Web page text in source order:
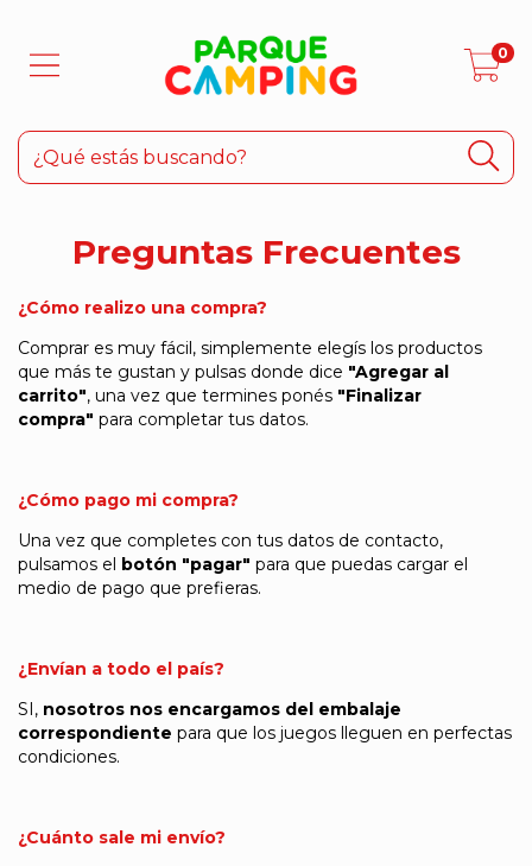
0
Preguntas Frecuentes
¿Cómo realizo una compra?
Comprar es muy fácil, simplemente elegís los productos
que más te gustan y pulsas donde dice "Agregar al
carrito", una vez que termines ponés "Finalizar
compra" para completar tus datos.
¿Cómo pago mi compra?
Una vez que completes con tus datos de contacto,
pulsamos el botón "pagar" para que puedas cargar el
medio de pago que prefieras.
¿Envían a todo el país?
SI, nosotros nos encargamos del embalaje
correspondiente para que los juegos lleguen en perfectas
condiciones.
¿Cuánto sale mi envío?